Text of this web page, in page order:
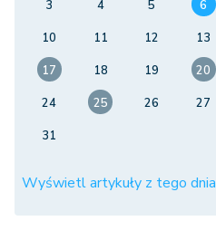
3
4 5 6
10
11 12 13
17
18 19 20
24
25 26 27
31
Wyświetl artykuły z tego dnia